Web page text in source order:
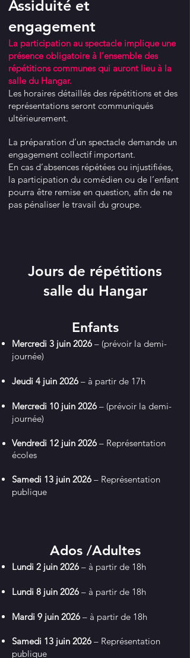
Assiduité et
engagement
La participation au spectacle implique une
présence obligatoire à l’ensemble des
répétitions communes qui auront lieu à la
salle du Hangar.
Les horaires détaillés des répétitions et des
représentations seront communiqués
ultérieurement.
La préparation d’un spectacle demande un
engagement collectif important.
En cas d’absences répétées ou injustifiées,
la participation du comédien ou de l’enfant
pourra être remise en question, afin de ne
pas pénaliser le travail du groupe.
Jours de répétitions
salle du Hangar
Enfants
Mercredi 3 juin 2026 – (prévoir la demi-
journée)
Jeudi 4 juin 2026 – à partir de 17h
Mercredi 10 juin 2026 – (prévoir la demi-
journée)
Vendredi 12 juin 2026 – Représentation
écoles
Samedi 13 juin 2026 – Représentation
publique
Ados /Adultes
Lundi 2 juin 2026 – à partir de 18h
Lundi 8 juin 2026 – à partir de 18h
Mardi 9 juin 2026 – à partir de 18h
Samedi 13 juin 2026 – Représentation
publique